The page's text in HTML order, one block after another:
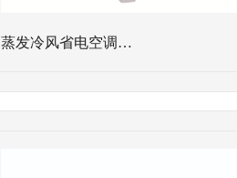
蒸发冷风省电空调…